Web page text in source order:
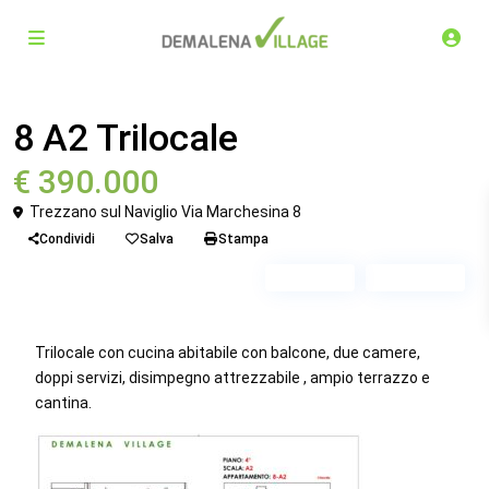
8 A2 Trilocale
€ 390.000
Trezzano sul Naviglio Via Marchesina 8
Condividi Salva Stampa
Trilocale con cucina abitabile con balcone, due camere,
doppi servizi, disimpegno attrezzabile , ampio terrazzo e
cantina.